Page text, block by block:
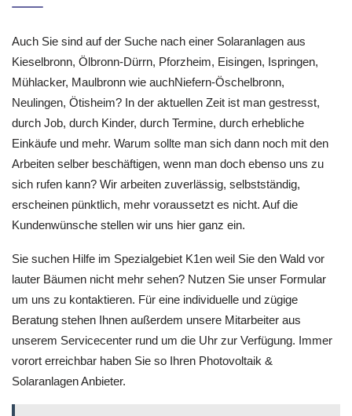
Auch Sie sind auf der Suche nach einer Solaranlagen aus
Kieselbronn, Ölbronn-Dürrn, Pforzheim, Eisingen, Ispringen,
Mühlacker, Maulbronn wie auchNiefern-Öschelbronn,
Neulingen, Ötisheim? In der aktuellen Zeit ist man gestresst,
durch Job, durch Kinder, durch Termine, durch erhebliche
Einkäufe und mehr. Warum sollte man sich dann noch mit den
Arbeiten selber beschäftigen, wenn man doch ebenso uns zu
sich rufen kann? Wir arbeiten zuverlässig, selbstständig,
erscheinen pünktlich, mehr voraussetzt es nicht. Auf die
Kundenwünsche stellen wir uns hier ganz ein.
Sie suchen Hilfe im Spezialgebiet K1en weil Sie den Wald vor
lauter Bäumen nicht mehr sehen? Nutzen Sie unser Formular
um uns zu kontaktieren. Für eine individuelle und zügige
Beratung stehen Ihnen außerdem unsere Mitarbeiter aus
unserem Servicecenter rund um die Uhr zur Verfügung. Immer
vorort erreichbar haben Sie so Ihren Photovoltaik &
Solaranlagen Anbieter.